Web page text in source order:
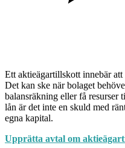
Ett aktieägartillskott innebär
Det kan ske när bolaget
balansräkning eller få resurser
lån är det inte en skuld med
egna kapital.
Upprätta avtal om